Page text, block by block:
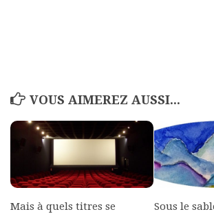
VOUS AIMEREZ AUSSI...
Mais à quels titres se
Sous le